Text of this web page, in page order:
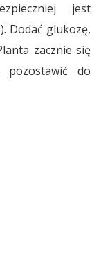
jest
Dodać glukozę,
zacznie się
do